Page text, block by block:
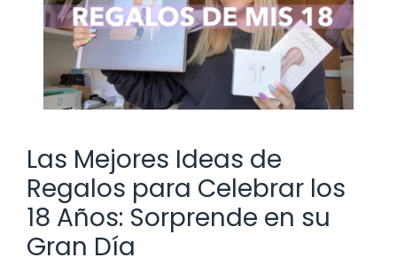
Las Mejores Ideas de
Regalos para Celebrar los
18 Años: Sorprende en su
Gran Día